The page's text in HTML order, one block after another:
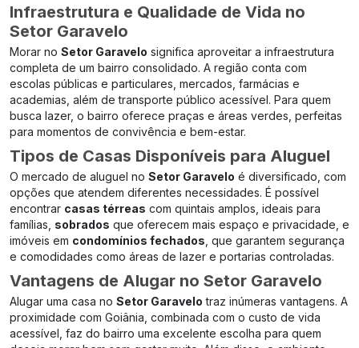
Infraestrutura e Qualidade de Vida no
Setor Garavelo
Morar no Setor Garavelo significa aproveitar a infraestrutura
completa de um bairro consolidado. A região conta com
escolas públicas e particulares, mercados, farmácias e
academias, além de transporte público acessível. Para quem
busca lazer, o bairro oferece praças e áreas verdes, perfeitas
para momentos de convivência e bem-estar.
Tipos de Casas Disponíveis para Aluguel
O mercado de aluguel no Setor Garavelo é diversificado, com
opções que atendem diferentes necessidades. É possível
encontrar casas térreas com quintais amplos, ideais para
famílias, sobrados que oferecem mais espaço e privacidade, e
imóveis em condomínios fechados , que garantem segurança
e comodidades como áreas de lazer e portarias controladas.
Vantagens de Alugar no Setor Garavelo
Alugar uma casa no Setor Garavelo traz inúmeras vantagens. A
proximidade com Goiânia, combinada com o custo de vida
acessível, faz do bairro uma excelente escolha para quem